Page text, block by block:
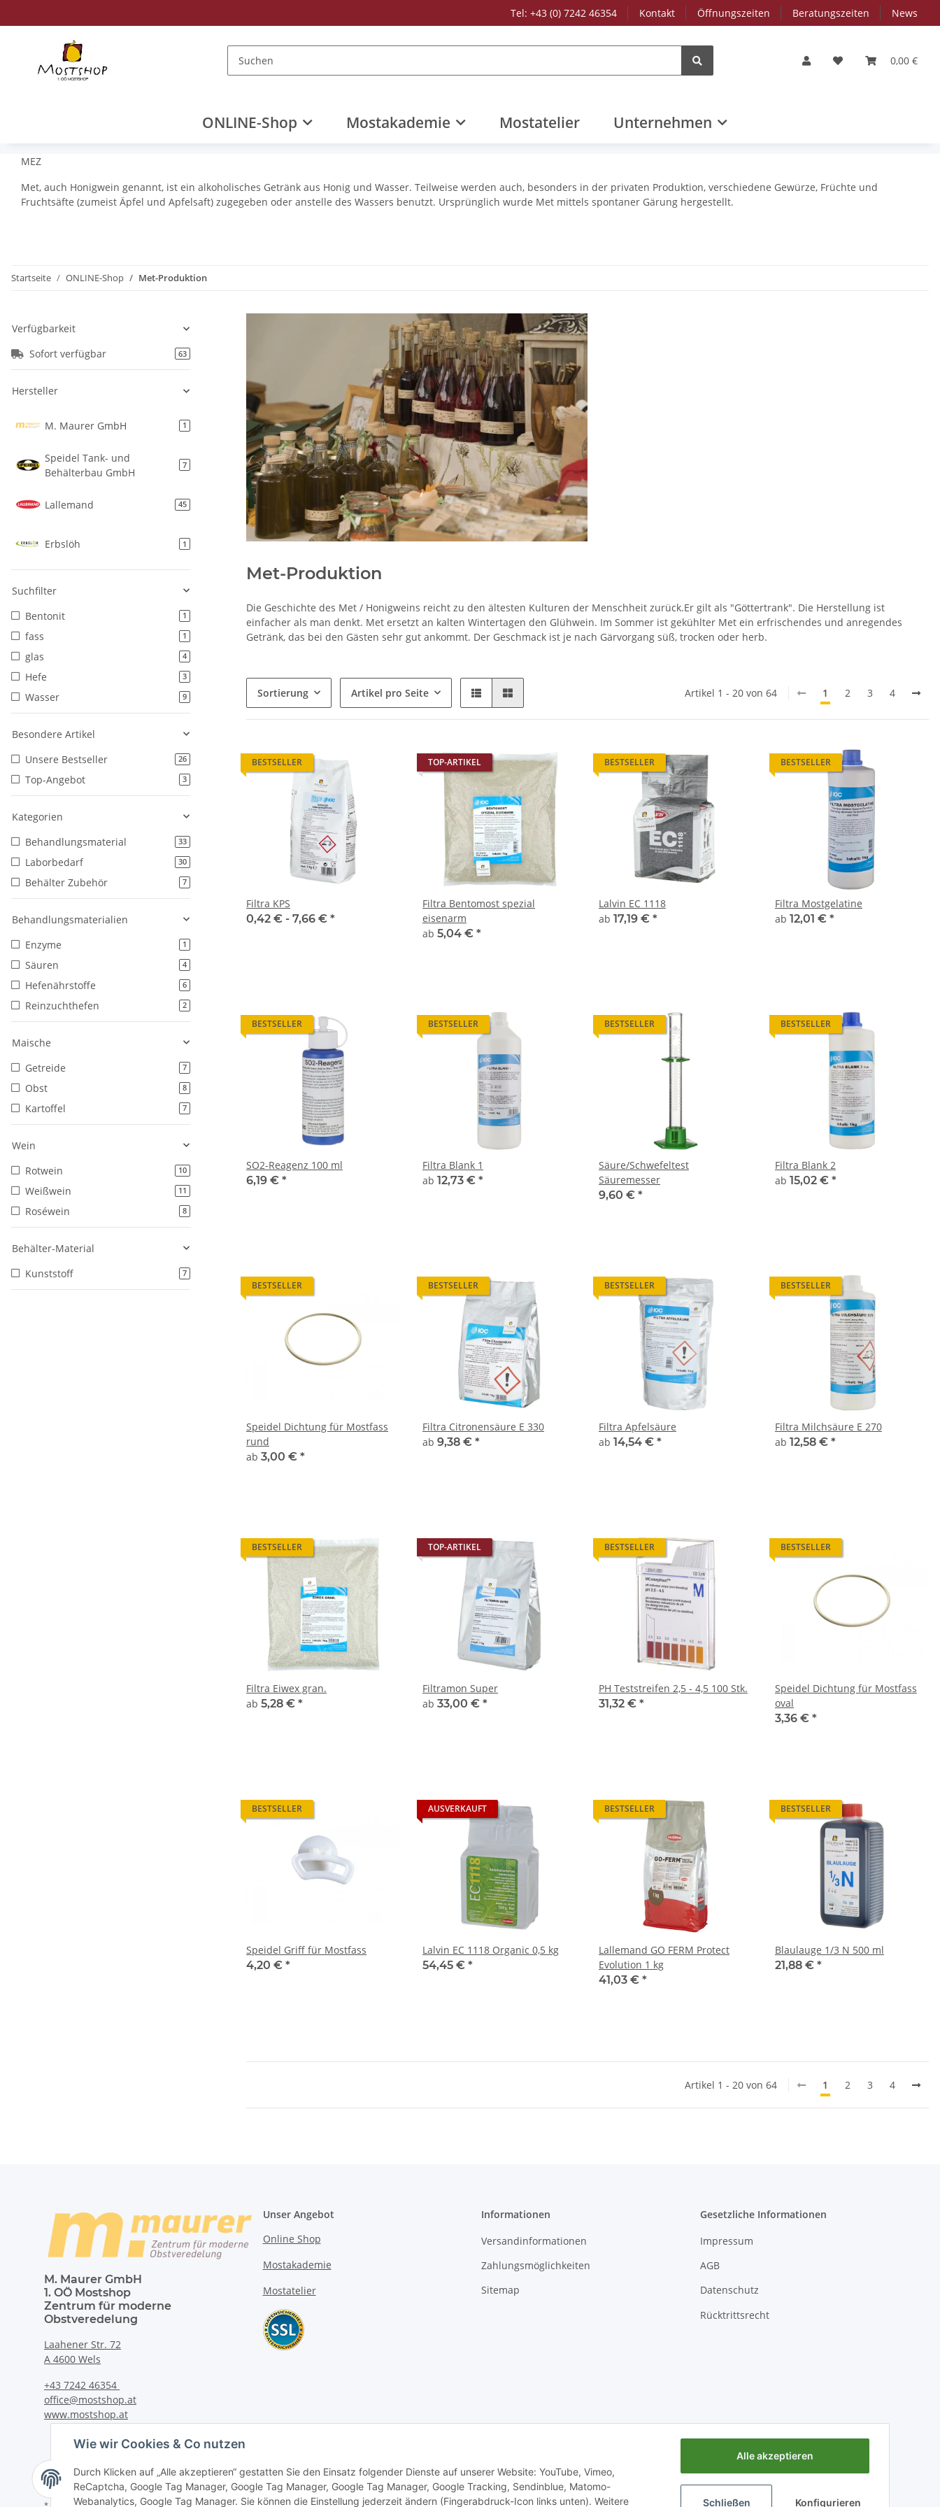
Tel: +43 (0) 7242 46354 Kontakt Öffnungszeiten Beratungszeiten News
0,00 €
ONLINE-Shop Mostakademie Mostatelier Unternehmen
MEZ
Met, auch Honigwein genannt, ist ein alkoholisches Getränk aus Honig und Wasser. Teilweise werden auch, besonders in der privaten Produktion, verschiedene Gewürze, Früchte und
Fruchtsäfte (zumeist Äpfel und Apfelsaft) zugegeben oder anstelle des Wassers benutzt. Ursprünglich wurde Met mittels spontaner Gärung hergestellt.
Startseite ONLINE-Shop Met-Produktion
Met-Produktion
Die Geschichte des Met / Honigweins reicht zu den ältesten Kulturen der Menschheit zurück.Er gilt als "Göttertrank". Die Herstellung ist
einfacher als man denkt. Met ersetzt an kalten Wintertagen den Glühwein. Im Sommer ist gekühlter Met ein erfrischendes und anregendes
Getränk, das bei den Gästen sehr gut ankommt. Der Geschmack ist je nach Gärvorgang süß, trocken oder herb.
Sortierung Artikel pro Seite Artikel 1 - 20 von 64 1 2 3 4
BESTSELLER
Filtra KPS
0,42 € - 7,66 € *
TOP-ARTIKEL
Filtra Bentomost spezial
eisenarm
ab 5,04 € *
BESTSELLER
Lalvin EC 1118
ab 17,19 € *
BESTSELLER
Filtra Mostgelatine
ab 12,01 € *
BESTSELLER
SO2-Reagenz 100 ml
6,19 € *
BESTSELLER
Filtra Blank 1
ab 12,73 € *
BESTSELLER
Säure/Schwefeltest
Säuremesser
9,60 € *
BESTSELLER
Filtra Blank 2
ab 15,02 € *
BESTSELLER
Speidel Dichtung für Mostfass
rund
ab 3,00 € *
BESTSELLER
Filtra Citronensäure E 330
ab 9,38 € *
BESTSELLER
Filtra Apfelsäure
ab 14,54 € *
BESTSELLER
Filtra Milchsäure E 270
ab 12,58 € *
BESTSELLER
Filtra Eiwex gran.
ab 5,28 € *
TOP-ARTIKEL
Filtramon Super
ab 33,00 € *
BESTSELLER
PH Teststreifen 2,5 - 4,5 100 Stk.
31,32 € *
BESTSELLER
Speidel Dichtung für Mostfass
oval
3,36 € *
BESTSELLER
Speidel Griff für Mostfass
4,20 € *
AUSVERKAUFT
Lalvin EC 1118 Organic 0,5 kg
54,45 € *
BESTSELLER
Lallemand GO FERM Protect
Evolution 1 kg
41,03 € *
BESTSELLER
Blaulauge 1/3 N 500 ml
21,88 € *
Artikel 1 - 20 von 64 1 2 3 4
Verfügbarkeit
Sofort verfügbar
63
Hersteller
M. Maurer GmbH 1
Speidel Tank- und
Behälterbau GmbH
7
Lallemand 45
Erbslöh 1
Suchfilter
Bentonit
1
fass 1
glas 4
Hefe 3
Wasser 9
Besondere Artikel
Unsere Bestseller
26
Top-Angebot 3
Kategorien
Behandlungsmaterial
33
Laborbedarf 30
Behälter Zubehör 7
Behandlungsmaterialien
Enzyme
1
Säuren 4
Hefenährstoffe 6
Reinzuchthefen 2
Maische
Getreide
7
Obst 8
Kartoffel 7
Wein
Rotwein
10
Weißwein 11
Roséwein 8
Behälter-Material
Kunststoff
7
M. Maurer GmbH
1. OÖ Mostshop
Zentrum für moderne
Obstveredelung
Laahener Str. 72
A 4600 Wels
+43 7242 46354
office@mostshop.at
www.mostshop.at
Unser Angebot
Online Shop
Mostakademie
Mostatelier
Informationen
Versandinformationen
Zahlungsmöglichkeiten
Sitemap
Gesetzliche Informationen
Impressum
AGB
Datenschutz
Rücktrittsrecht
* Alle Preise inkl. gesetzlicher USt., zzgl.Versand
Wie wir Cookies & Co nutzen
Durch Klicken auf „Alle akzeptieren“ gestatten Sie den Einsatz folgender Dienste auf unserer Website: YouTube, Vimeo,
ReCaptcha, Google Tag Manager, Google Tag Manager, Google Tag Manager, Google Tracking, Sendinblue, Matomo-
Webanalytics, Google Tag Manager. Sie können die Einstellung jederzeit ändern (Fingerabdruck-Icon links unten). Weitere
Alle akzeptieren
Schließen Konfigurieren